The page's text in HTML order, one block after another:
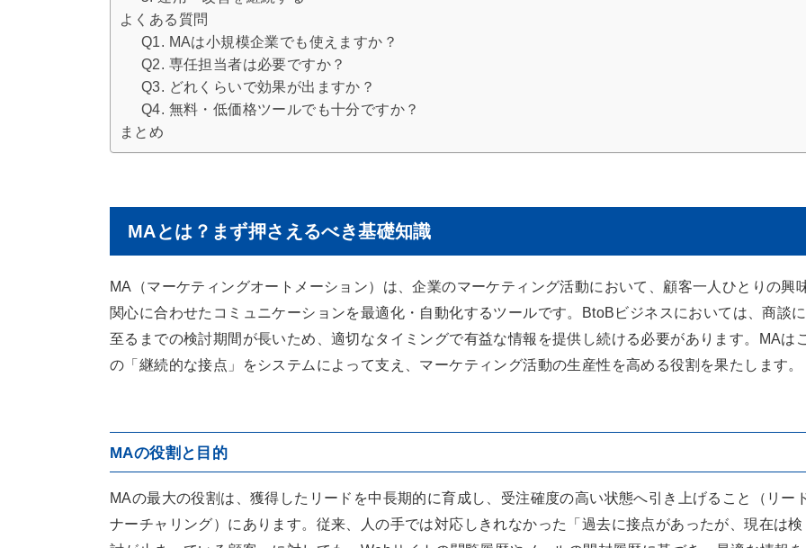
よくある質問
Q1. MAは小規模企業でも使えますか？
Q2. 専任担当者は必要ですか？
Q3. どれくらいで効果が出ますか？
Q4. 無料・低価格ツールでも十分ですか？
まとめ
MAとは？まず押さえるべき基礎知識
MA（マーケティングオートメーション）は、企業のマーケティング活動において、顧客一人ひとりの興
関心に合わせたコミュニケーションを最適化・自動化するツールです。BtoBビジネスにおいては、商談に
至るまでの検討期間が長いため、適切なタイミングで有益な情報を提供し続ける必要があります。MAはこ
の「継続的な接点」をシステムによって支え、マーケティング活動の生産性を高める役割を果たします。
MAの役割と目的
MAの最大の役割は、獲得したリードを中長期的に育成し、受注確度の高い状態へ引き上げること（リー
ナーチャリング）にあります。従来、人の手では対応しきれなかった「過去に接点があったが、現在は検